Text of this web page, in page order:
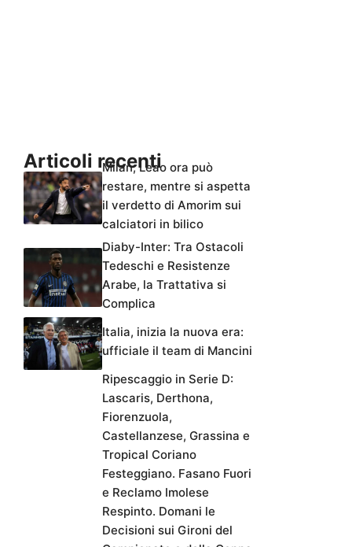
Articoli recenti
Milan, Leao ora può
restare, mentre si aspetta
il verdetto di Amorim sui
calciatori in bilico
Diaby-Inter: Tra Ostacoli
Tedeschi e Resistenze
Arabe, la Trattativa si
Complica
Italia, inizia la nuova era:
ufficiale il team di Mancini
Ripescaggio in Serie D:
Lascaris, Derthona,
Fiorenzuola,
Castellanzese, Grassina e
Tropical Coriano
Festeggiano. Fasano Fuori
e Reclamo Imolese
Respinto. Domani le
Decisioni sui Gironi del